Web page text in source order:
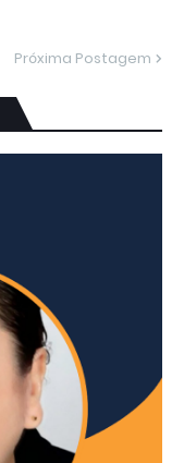
Próxima Postagem